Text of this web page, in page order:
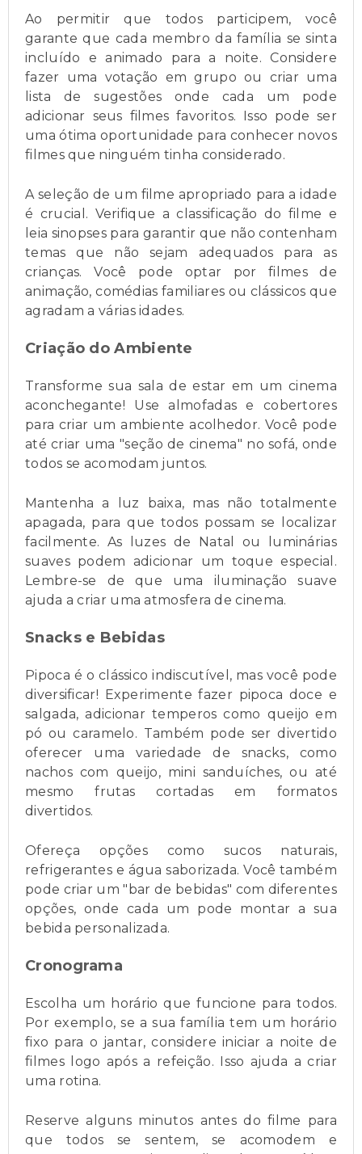
Ao permitir que todos participem, você
garante que cada membro da família se sinta
incluído e animado para a noite. Considere
fazer uma votação em grupo ou criar uma
lista de sugestões onde cada um pode
adicionar seus filmes favoritos. Isso pode ser
uma ótima oportunidade para conhecer novos
filmes que ninguém tinha considerado.
A seleção de um filme apropriado para a idade
é crucial. Verifique a classificação do filme e
leia sinopses para garantir que não contenham
temas que não sejam adequados para as
crianças. Você pode optar por filmes de
animação, comédias familiares ou clássicos que
agradam a várias idades.
Criação do Ambiente
Transforme sua sala de estar em um cinema
aconchegante! Use almofadas e cobertores
para criar um ambiente acolhedor. Você pode
até criar uma "seção de cinema" no sofá, onde
todos se acomodam juntos.
Mantenha a luz baixa, mas não totalmente
apagada, para que todos possam se localizar
facilmente. As luzes de Natal ou luminárias
suaves podem adicionar um toque especial.
Lembre-se de que uma iluminação suave
ajuda a criar uma atmosfera de cinema.
Snacks e Bebidas
Pipoca é o clássico indiscutível, mas você pode
diversificar! Experimente fazer pipoca doce e
salgada, adicionar temperos como queijo em
pó ou caramelo. Também pode ser divertido
oferecer uma variedade de snacks, como
nachos com queijo, mini sanduíches, ou até
mesmo frutas cortadas em formatos
divertidos.
Ofereça opções como sucos naturais,
refrigerantes e água saborizada. Você também
pode criar um "bar de bebidas" com diferentes
opções, onde cada um pode montar a sua
bebida personalizada.
Cronograma
Escolha um horário que funcione para todos.
Por exemplo, se a sua família tem um horário
fixo para o jantar, considere iniciar a noite de
filmes logo após a refeição. Isso ajuda a criar
uma rotina.
Reserve alguns minutos antes do filme para
que todos se sentem, se acomodem e